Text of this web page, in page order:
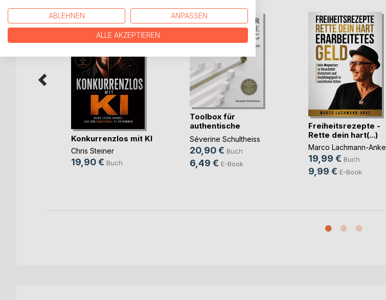
Konkurrenzlos mit KI
Chris Steiner
19,90 € Buch
Toolbox für
authentische
Führung
Séverine Schultheiss
20,90 € Buch
6,49 € E-Book
Freiheitsrezepte -
Rette dein hart(...)
Marco Lachmann-Anke
19,99 € Buch
9,99 € E-Book
ABLEHNEN ANPASSEN
ALLE AKZEPTIEREN